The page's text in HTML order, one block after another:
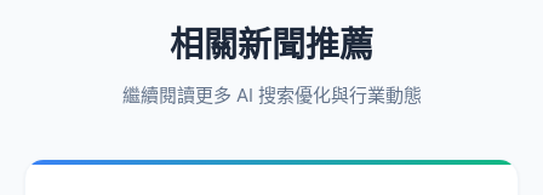
相關新聞推薦
繼續閱讀更多 AI 搜索優化與行業動態